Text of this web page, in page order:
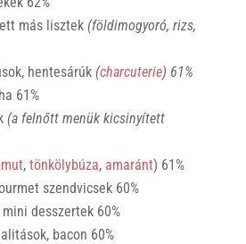
más lisztek (földimogyoró, rizs,
hentesárúk (charcuterie) 61%
61%
(a felnőtt menük kicsinyített
, tönkölybúza, amaránt) 61%
szendvicsek 60%
desszertek 60%
bacon 60%